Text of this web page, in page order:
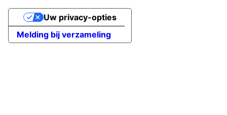
Melding bij verzameling
Uw privacy-opties